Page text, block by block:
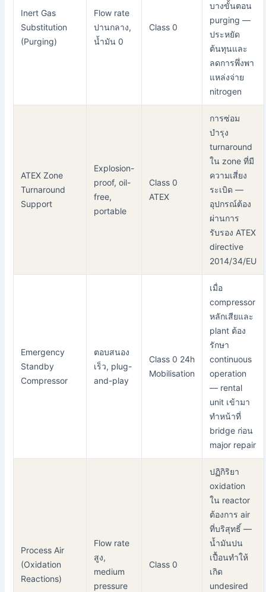
Inert Gas
Substitution
(Purging)
Flow rate
ปานกลาง,
น้ำมัน 0
Class 0
บางขั้นตอน
purging —
ประหยัด
ต้นทุนและ
ลดการพึ่งพา
แหล่งจ่าย
nitrogen
ATEX Zone
Turnaround
Support
Explosion-
proof, oil-
free,
portable
Class 0
ATEX
การซ่อม
บำรุง
turnaround
ใน zone ที่มี
ความเสี่ยง
ระเบิด —
อุปกรณ์ต้อง
ผ่านการ
รับรอง ATEX
directive
2014/34/EU
Emergency
Standby
Compressor
ตอบสนอง
เร็ว, plug-
and-play
Class 0 24h
Mobilisation
เมื่อ
compressor
หลักเสียและ
plant ต้อง
รักษา
continuous
operation
— rental
unit เข้ามา
ทำหน้าที่
bridge ก่อน
major repair
Process Air
(Oxidation
Reactions)
Flow rate
สูง,
medium
pressure
Class 0
ปฏิกิริยา
oxidation
ใน reactor
ต้องการ air
ที่บริสุทธิ์ —
น้ำมันปน
เปื้อนทำให้
เกิด
undesired